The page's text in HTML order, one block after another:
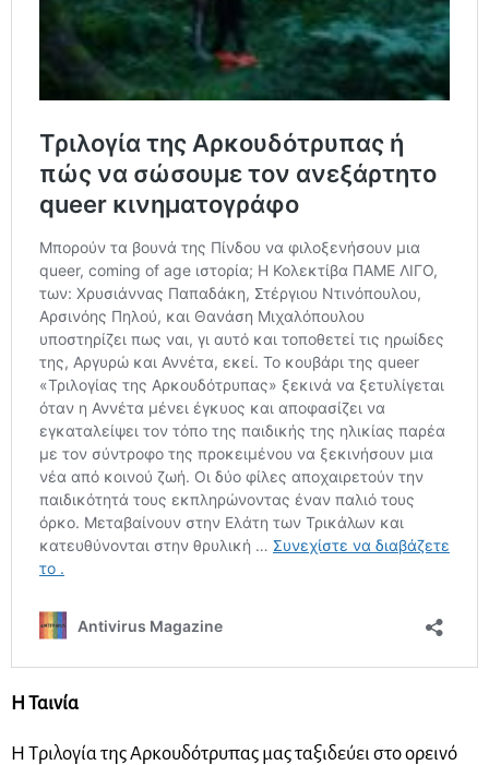
Η Ταινία
Η Τριλογία της Αρκουδότρυπας μας ταξιδεύει στο ορεινό